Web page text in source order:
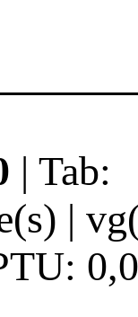
| Tab:
|